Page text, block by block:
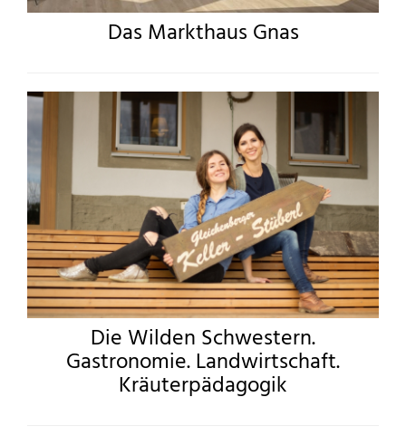
Das Markthaus Gnas
Die Wilden Schwestern.
Gastronomie. Landwirtschaft.
Kräuterpädagogik